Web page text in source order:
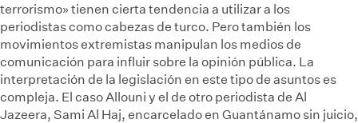
terrorismo» tienen cierta tendencia a utilizar a los
periodistas como cabezas de turco. Pero también los
movimientos extremistas manipulan los medios de
comunicación para influir sobre la opinión pública. La
interpretación de la legislación en este tipo de asuntos es
compleja. El caso Allouni y el de otro periodista de Al
Jazeera, Sami Al Haj, encarcelado en Guantánamo sin juicio,